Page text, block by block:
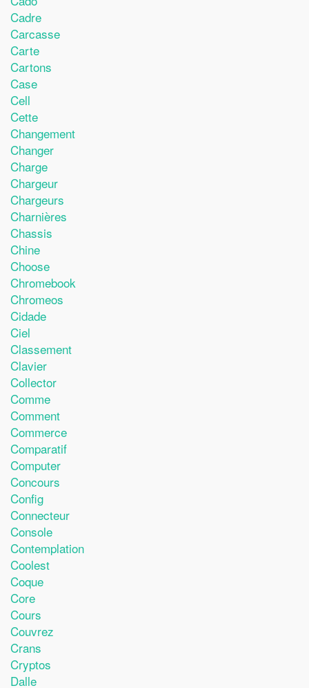
Cadre
Carcasse
Carte
Cartons
Case
Cell
Cette
Changement
Changer
Charge
Chargeur
Chargeurs
Charnières
Chassis
Chine
Choose
Chromebook
Chromeos
Cidade
Ciel
Classement
Clavier
Collector
Comme
Comment
Commerce
Comparatif
Computer
Concours
Config
Connecteur
Console
Contemplation
Coolest
Coque
Core
Cours
Couvrez
Crans
Cryptos
Dalle